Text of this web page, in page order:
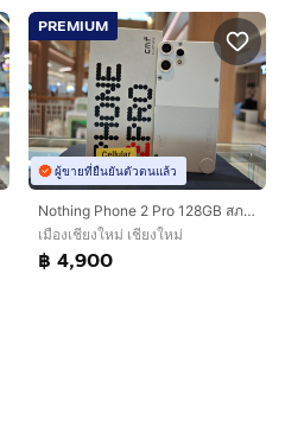
PREMIUM
ผู้ขายที่ยืนยันตัวตนแล้ว
Nothing Phone 2 Pro 128GB สภาพสวยมาก มีประกันศูนย์ ครบกล่อง
เมืองเชียงใหม่ เชียงใหม่
฿ 4,900